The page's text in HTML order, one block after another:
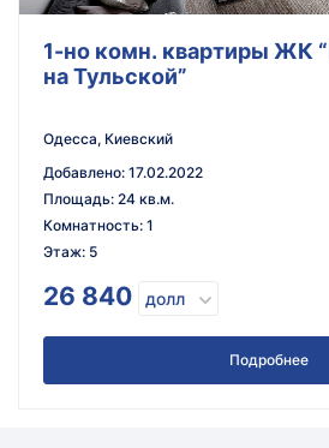
1-но комн. квартиры ЖК “Пространство
на Тульской”
Одесса, Киевский
Добавлено: 17.02.2022
Площадь: 24 кв.м.
Комнатность: 1
Этаж: 5
26 840 долл
Подробнее